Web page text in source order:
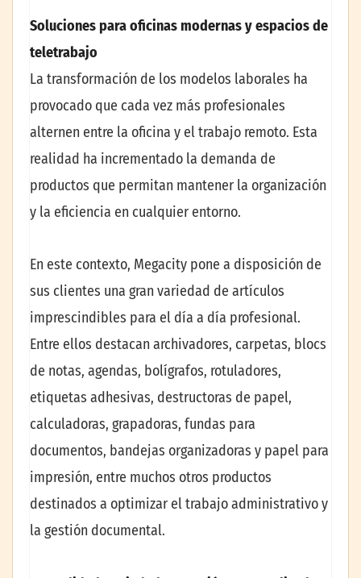
Soluciones para oficinas modernas y espacios de
teletrabajo
La transformación de los modelos laborales ha
provocado que cada vez más profesionales
alternen entre la oficina y el trabajo remoto. Esta
realidad ha incrementado la demanda de
productos que permitan mantener la organización
y la eficiencia en cualquier entorno.
En este contexto, Megacity pone a disposición de
sus clientes una gran variedad de artículos
imprescindibles para el día a día profesional.
Entre ellos destacan archivadores, carpetas, blocs
de notas, agendas, bolígrafos, rotuladores,
etiquetas adhesivas, destructoras de papel,
calculadoras, grapadoras, fundas para
documentos, bandejas organizadoras y papel para
impresión, entre muchos otros productos
destinados a optimizar el trabajo administrativo y
la gestión documental.